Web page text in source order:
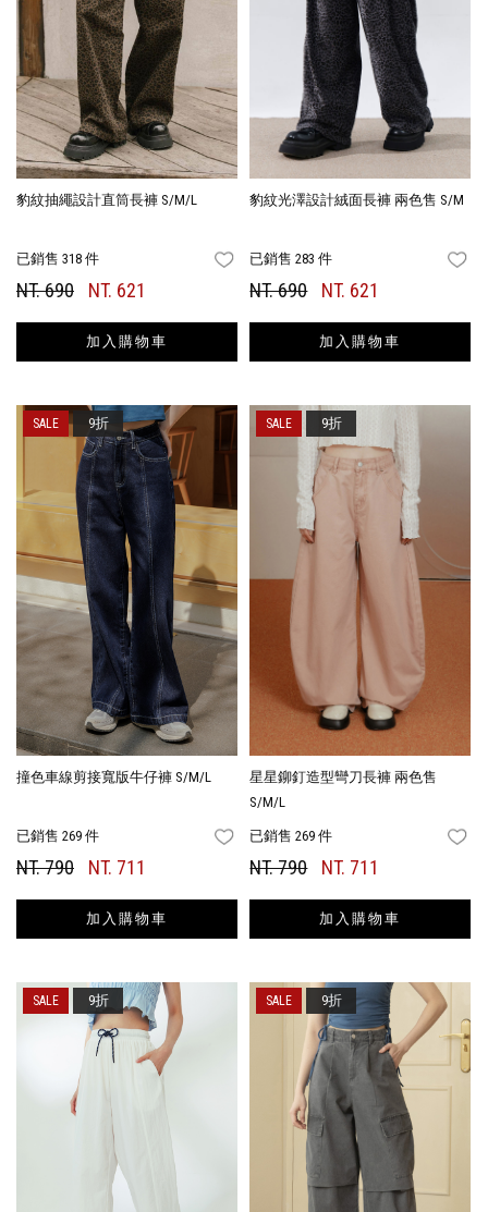
豹紋抽繩設計直筒長褲 S/M/L
已銷售 318 件 FAVORITES
NT. 690 NT. 621
加入購物車
豹紋光澤設計絨面長褲 兩色售 S/M
已銷售 283 件
NT. 690 NT. 621
加入購物車
撞色車線剪接寬版牛仔褲 S/M/L
已銷售 269 件 FAVORITES
NT. 790 NT. 711
加入購物車
9折
星星鉚釘造型彎刀長褲 兩色售
S/M/L
已銷售 269 件
NT. 790 NT. 711
加入購物車
9折
9折 9折